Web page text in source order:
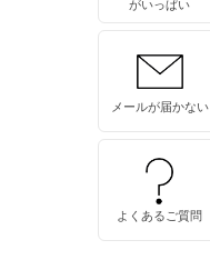
がいっぱい
メールが届かない
よくあるご質問